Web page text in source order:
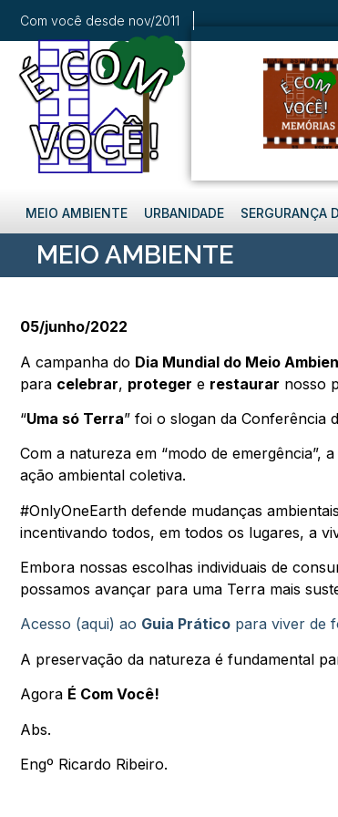
Com você desde nov/2011
MEIO AMBIENTE URBANIDADE SERGURANÇA
MEIO AMBIENTE
05/junho/2022
A campanha do Dia Mundial do Meio
para celebrar, proteger e restaurar nosso
“Uma só Terra” foi o slogan da Conferência
Com a natureza em “modo de
ação ambiental coletiva.
#OnlyOneEarth defende mudanças
incentivando todos, em todos os lugares, a
Embora nossas escolhas individuais de
possamos avançar para uma Terra mais
Acesso (aqui) ao Guia Prático para viver de
A preservação da natureza é fundamental
Agora É Com Você!
Abs.
Engº Ricardo Ribeiro.